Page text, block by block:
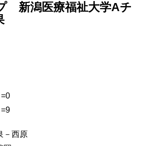
新潟医療福祉大学Aチ
－西原